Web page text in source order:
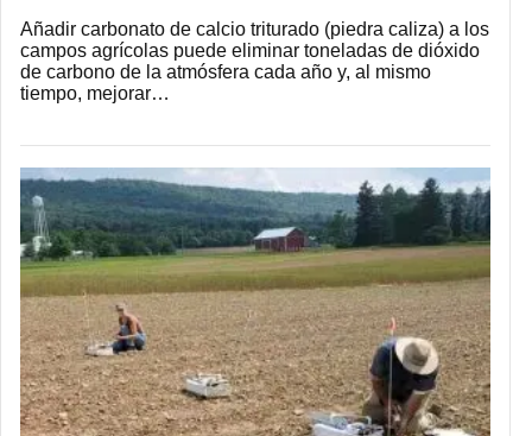
Añadir carbonato de calcio triturado (piedra caliza) a los
campos agrícolas puede eliminar toneladas de dióxido
de carbono de la atmósfera cada año y, al mismo
tiempo, mejorar…